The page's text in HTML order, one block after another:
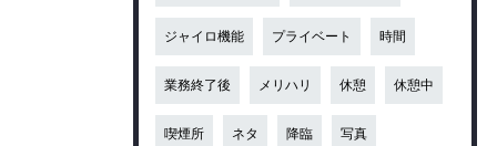
ジャイロ機能 プライベート 時間
業務終了後 メリハリ 休憩 休憩中
喫煙所 ネタ 降臨 写真